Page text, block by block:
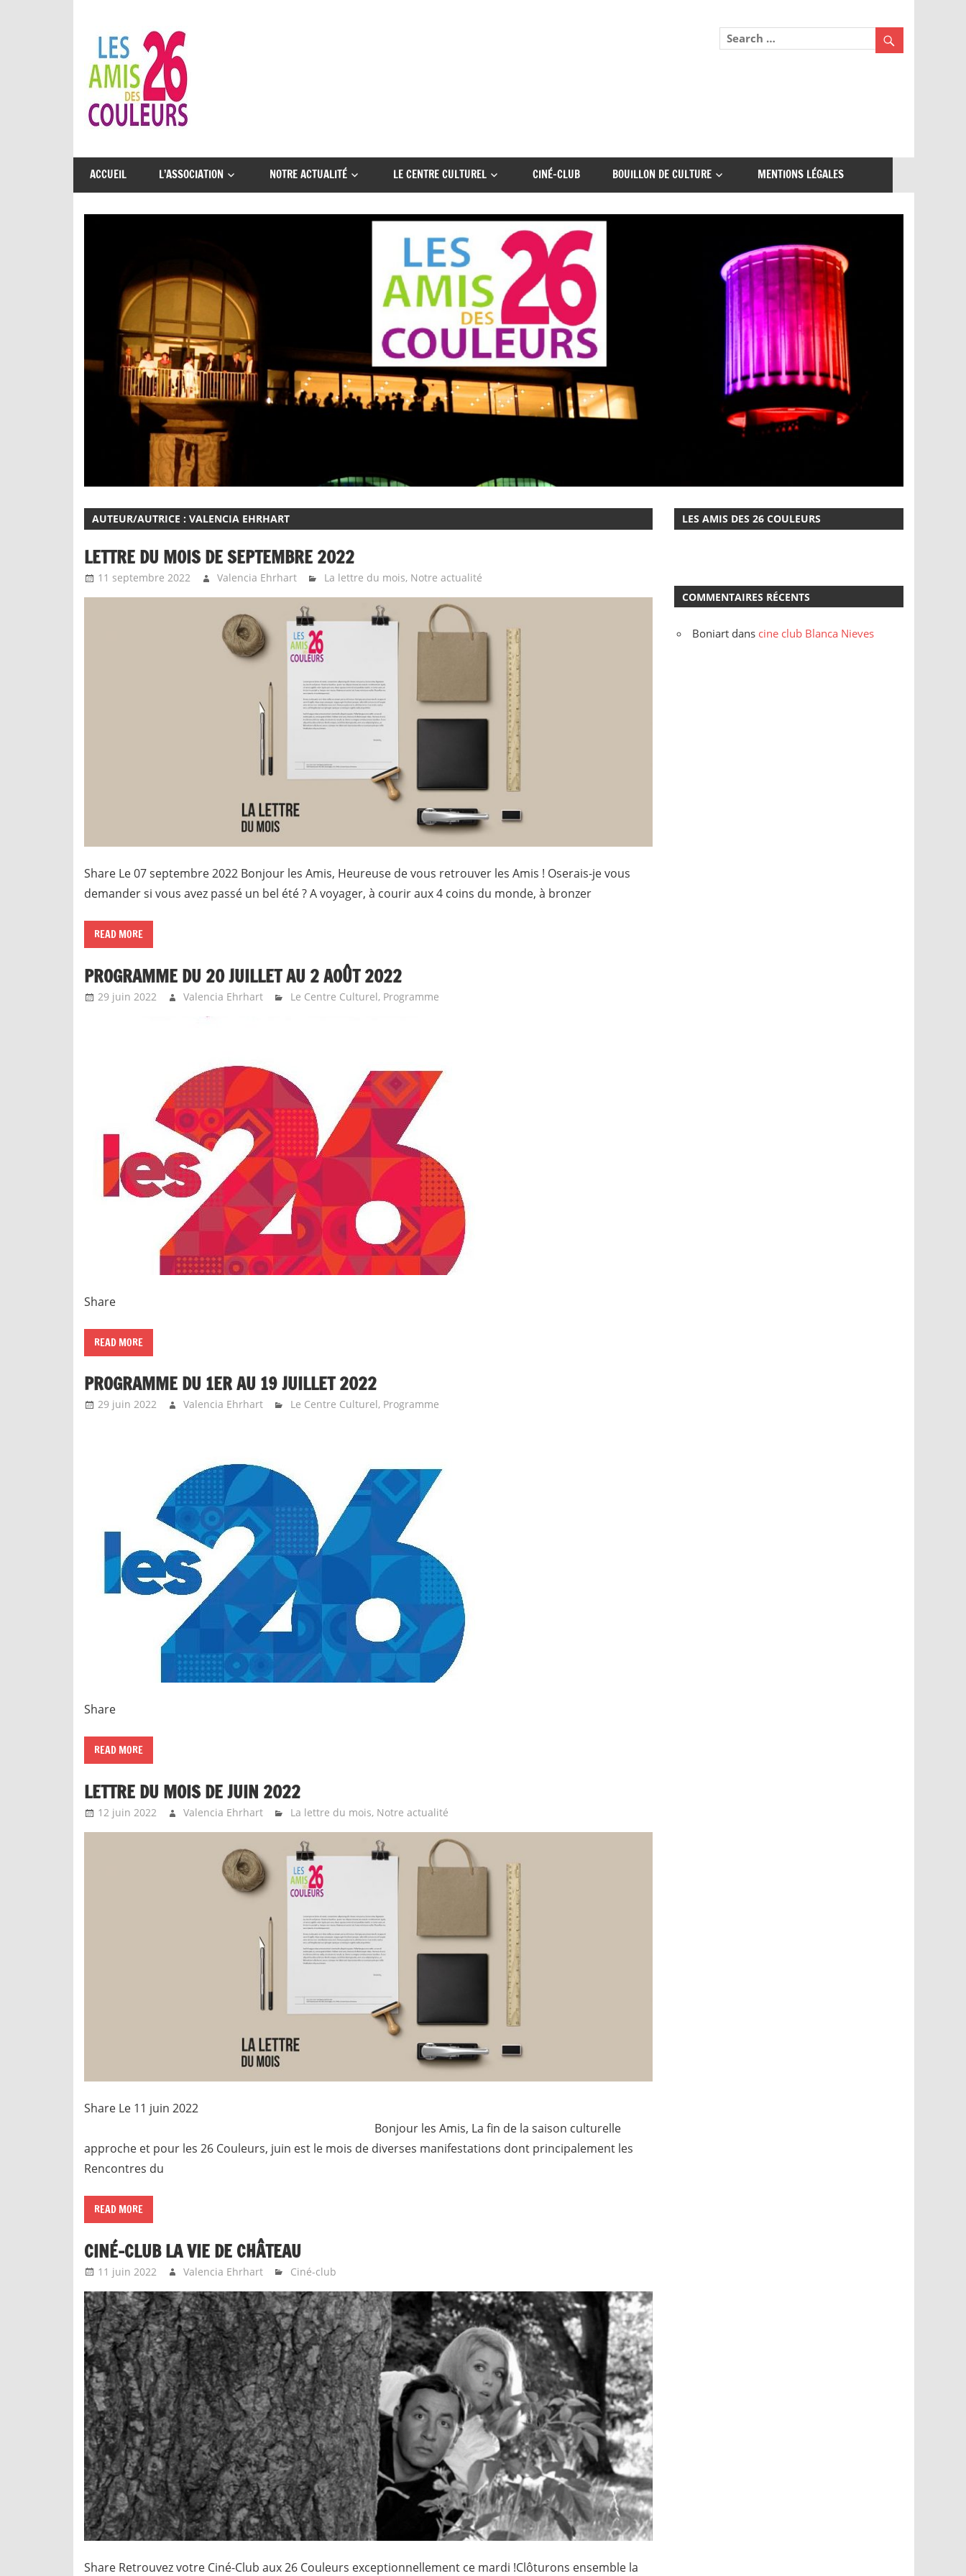
content
Couleurs…
belle
aventure
à
partager
ACCUEIL L’ASSOCIATION NOTRE ACTUALITÉ LE CENTRE CULTUREL CINÉ-CLUB BOUILLON DE CULTURE MENTIONS LÉGALES
AUTEUR/AUTRICE :VALENCIA EHRHART
LETTRE DU MOIS DE SEPTEMBRE 2022
11 septembre 2022 Valencia Ehrhart La lettre du mois, Notre actualité
Share Le 07 septembre 2022 Bonjour les Amis, Heureuse de vous retrouver les Amis ! Oserais-je vous
demander si vous avez passé un bel été ? A voyager, à courir aux 4 coins du monde, à bronzer
READ MORE
PROGRAMME DU 20 JUILLET AU 2 AOÛT 2022
29 juin 2022 Valencia Ehrhart Le Centre Culturel, Programme
Share
READ MORE
PROGRAMME DU 1ER AU 19 JUILLET 2022
29 juin 2022 Valencia Ehrhart Le Centre Culturel, Programme
Share
READ MORE
LETTRE DU MOIS DE JUIN 2022
12 juin 2022 Valencia Ehrhart La lettre du mois, Notre actualité
Share Le 11 juin 2022
Bonjour les Amis, La fin de la saison culturelle
approche et pour les 26 Couleurs, juin est le mois de diverses manifestations dont principalement les
Rencontres du
READ MORE
CINÉ-CLUB LA VIE DE CHÂTEAU
11 juin 2022 Valencia Ehrhart Ciné-club
Share Retrouvez votre Ciné-Club aux 26 Couleurs exceptionnellement ce mardi !Clôturons ensemble la
LES AMIS DES 26 COULEURS
COMMENTAIRES RÉCENTS
Boniart dans cine club Blanca Nieves